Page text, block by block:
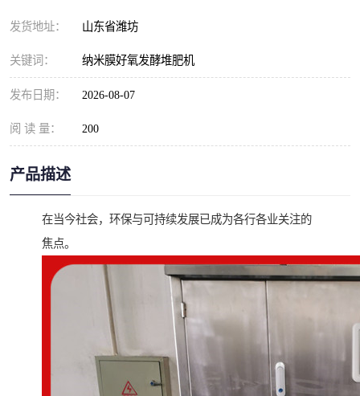
发货地址： 山东省潍坊
关键词： 纳米膜好氧发酵堆肥机
发布日期： 2026-08-07
阅 读 量： 200
产品描述
在当今社会，环保与可持续发展已成为各行各业关注的
焦点。